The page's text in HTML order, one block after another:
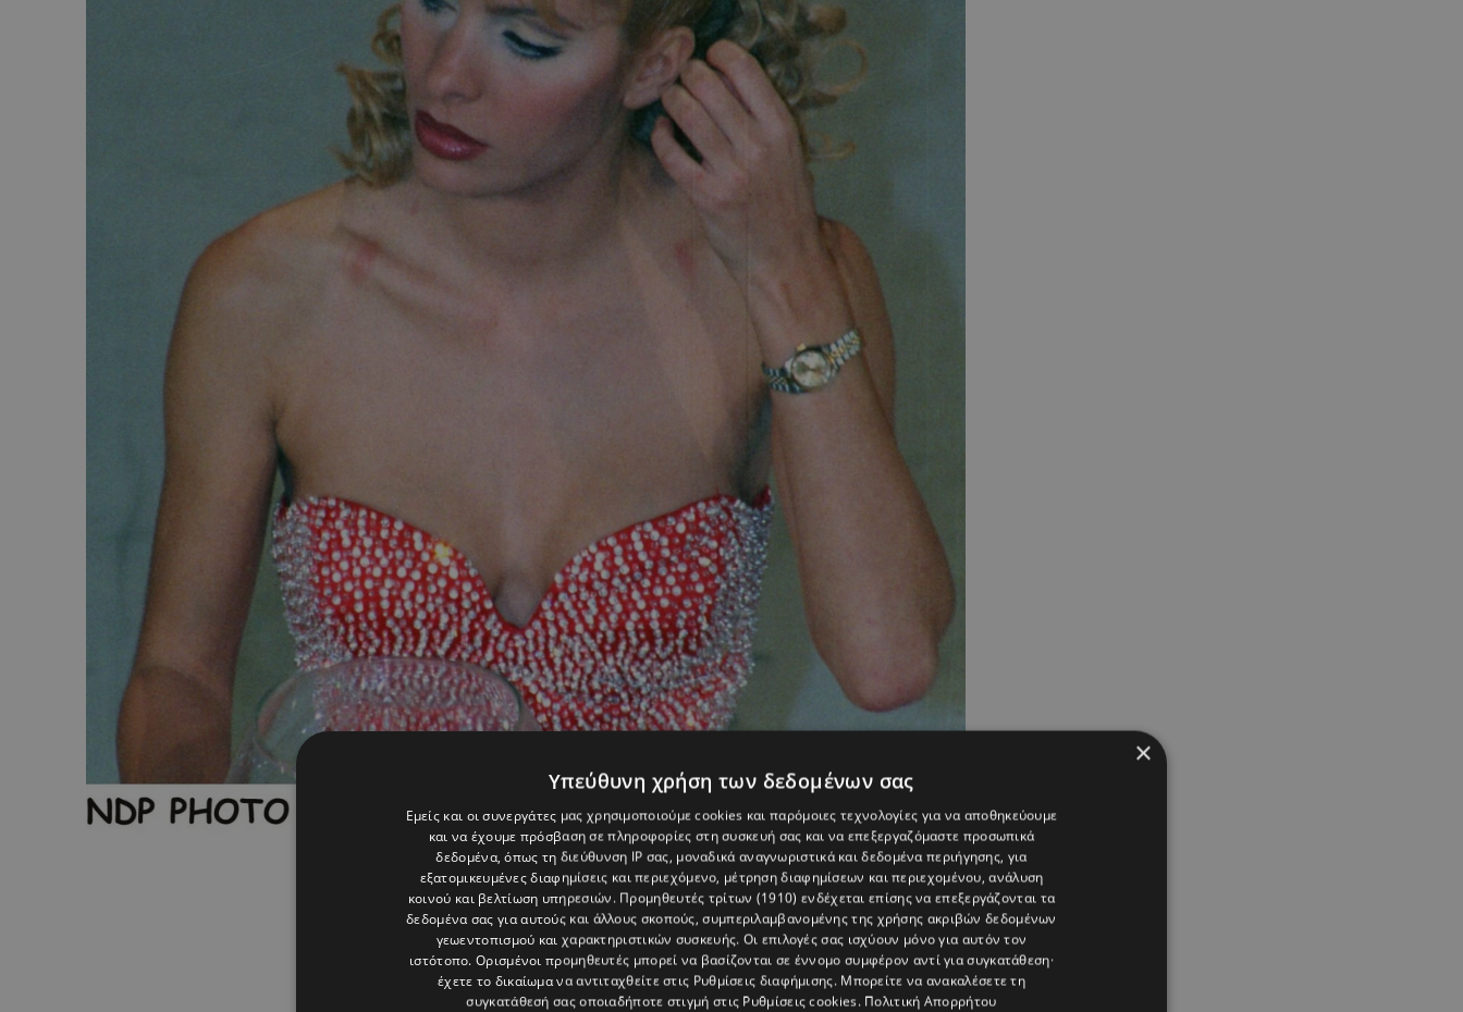
×
Υπεύθυνη χρήση των δεδομένων σας
Εμείς και οι συνεργάτες μας χρησιμοποιούμε cookies και παρόμοιες τεχνολογίες για να αποθηκεύουμε
και να έχουμε πρόσβαση σε πληροφορίες στη συσκευή σας και να επεξεργαζόμαστε προσωπικά
δεδομένα, όπως τη διεύθυνση IP σας, μοναδικά αναγνωριστικά και δεδομένα περιήγησης, για
εξατομικευμένες διαφημίσεις και περιεχόμενο, μέτρηση διαφημίσεων και περιεχομένου, ανάλυση
κοινού και βελτίωση υπηρεσιών. Προμηθευτές τρίτων (1910) ενδέχεται επίσης να επεξεργάζονται τα
δεδομένα σας για αυτούς και άλλους σκοπούς, συμπεριλαμβανομένης της χρήσης ακριβών δεδομένων
γεωεντοπισμού και χαρακτηριστικών συσκευής. Οι επιλογές σας ισχύουν μόνο για αυτόν τον
ιστότοπο. Ορισμένοι προμηθευτές μπορεί να βασίζονται σε έννομο συμφέρον αντί για συγκατάθεση·
έχετε το δικαίωμα να αντιταχθείτε στις Ρυθμίσεις διαφήμισης. Μπορείτε να ανακαλέσετε τη
συγκατάθεσή σας οποιαδήποτε στιγμή στις Ρυθμίσεις cookies. Πολιτική Απορρήτου